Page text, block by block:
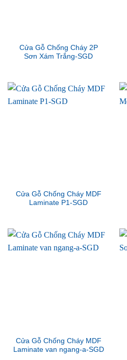
Cửa Gỗ Chống Cháy 2P
Sơn Xám Trắng-SGD
Cửa Gỗ Chống Cháy MDF
Laminate P1-SGD
Cửa Gỗ Chống Cháy MDF
Laminate van ngang-a-SGD